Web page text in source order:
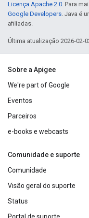
Licença Apache 2.0. Para
Google Developers. Java é
afiliadas.
Última atualização 2026-02-
Sobre a Apigee
We're part of Google
Eventos
Parceiros
e-books e webcasts
Comunidade e suporte
Comunidade
Visão geral do suporte
Status